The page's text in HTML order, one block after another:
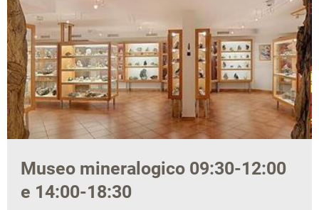
Museo mineralogico 09:30-12:00
e 14:00-18:30